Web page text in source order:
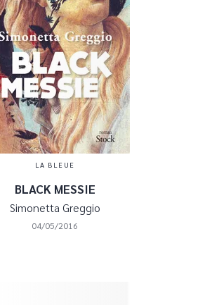
LA BLEUE
BLACK MESSIE
Simonetta Greggio
04/05/2016